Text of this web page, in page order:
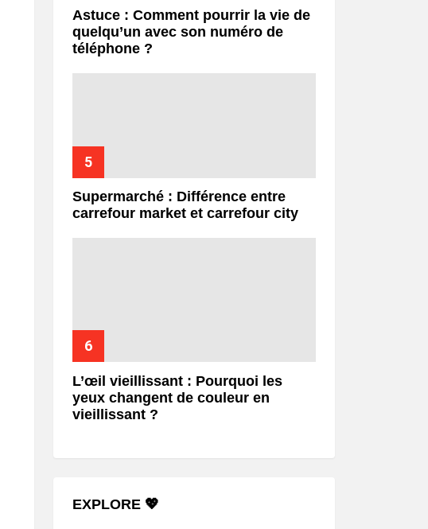
Astuce : Comment pourrir la vie de
quelqu’un avec son numéro de
téléphone ?
Supermarché : Différence entre
carrefour market et carrefour city
L’œil vieillissant : Pourquoi les
yeux changent de couleur en
vieillissant ?
EXPLORE 💖